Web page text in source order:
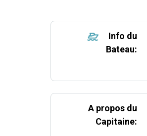
Info du
Bateau:
A propos du
Capitaine: